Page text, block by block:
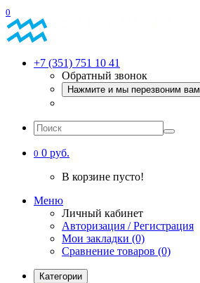
0
+7 (351) 751 10 41
Обратный звонок
Нажмите и мы перезвоним вам
0 0 руб.
В корзине пусто!
Меню
Личный кабинет
Авторизация / Регистрация
Мои закладки (0)
Сравнение товаров (0)
Категории